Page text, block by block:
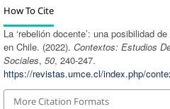
How To Cite
La ‘rebelión docente’: una posibilidad
en Chile. (2022). Contextos: Estudios
Sociales, 50, 240-247.
https://revistas.umce.cl/index.php/
More Citation Formats